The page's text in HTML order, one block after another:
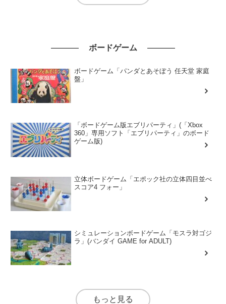
ボードゲーム
ボードゲーム「パンダとあそぼう 任天堂 家庭
盤」
「ボードゲーム版エブリパーティ」(「Xbox
360」専用ソフト「エブリパーティ」のボード
ゲーム版)
立体ボードゲーム「エポック社の立体四目並べ
スコア4 フォー」
シミュレーションボードゲーム「モスラ対ゴジ
ラ」(バンダイ GAME for ADULT)
もっと見る